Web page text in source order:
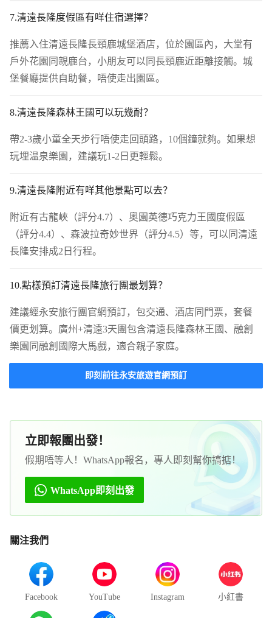
7.清遠長隆度假區有咩住宿選擇？
推薦入住清遠長隆長頸鹿城堡酒店，位於園區內，大堂有
戶外花園同親鹿台，小朋友可以同長頸鹿近距離接觸。城
堡餐廳提供自助餐，唔使走出園區。
8.清遠長隆森林王國可以玩幾耐？
帶2-3歲小童全天步行唔使走回頭路，10個鐘就夠。如果想
玩埋温泉樂園，建議玩1-2日更輕鬆。
9.清遠長隆附近有咩其他景點可以去？
附近有古龍峽（評分4.7）、奧園英德巧克力王國度假區
（評分4.4）、森波拉奇妙世界（評分4.5）等，可以同清遠
長隆安排成2日行程。
10.點樣預訂清遠長隆旅行團最划算？
建議經永安旅行團官網預訂，包交通、酒店同門票，套餐
價更划算。廣州+清遠3天團包含清遠長隆森林王國、融創
樂園同融創國際大馬戲，適合親子家庭。
即刻前往永安旅遊官網預訂
立即報團出發！
假期唔等人！WhatsApp報名，專人即刻幫你搞掂！
WhatsApp即刻出發
關注我們
Facebook YouTube Instagram 小紅書